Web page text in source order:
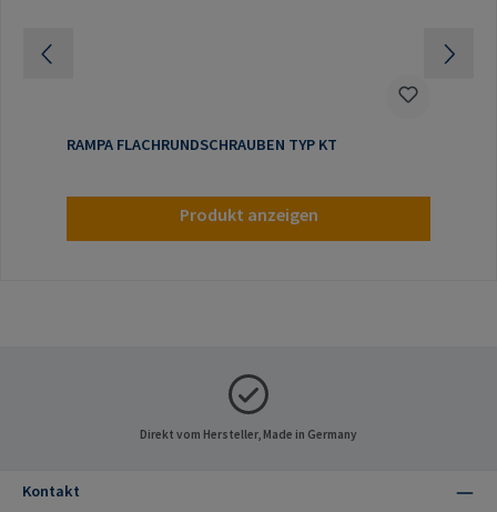
RAMPA FLACHRUNDSCHRAUBEN TYP KT
Produkt anzeigen
Direkt vom Hersteller, Made in Germany
Kontakt